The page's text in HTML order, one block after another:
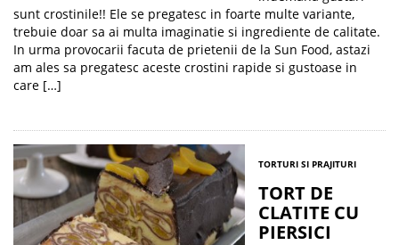
sunt crostinile!! Ele se pregatesc in foarte multe variante,
trebuie doar sa ai multa imaginatie si ingrediente de calitate.
In urma provocarii facuta de prietenii de la Sun Food, astazi
am ales sa pregatesc aceste crostini rapide si gustoase in
care […]
TORTURI SI PRAJITURI
TORT DE
CLATITE CU
PIERSICI